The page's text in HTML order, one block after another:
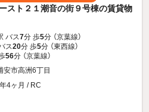
スト２１潮音の街９号棟の賃貸物
バス7分 歩5分 （京葉線）
ス20分 歩5分 （東西線）
56分 （京葉線）
安市高洲6丁目
4ヶ月 / RC